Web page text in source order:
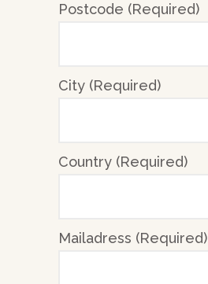
Postcode (Required)
City (Required)
Country (Required)
Mailadress (Required)